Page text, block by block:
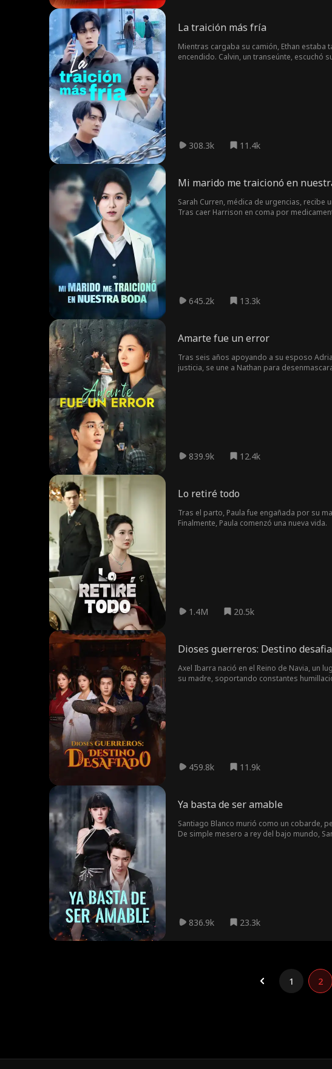
La traición más fría
Mientras cargaba su camión, Ethan
encendido. Calvin, un transeúnte, escuchó
308.3k 11.4k
Mi marido me traicionó en
Sarah Curren, médica de urgencias, recibe
Tras caer Harrison en coma por
645.2k 13.3k
Amarte fue un error
Tras seis años apoyando a su esposo
justicia, se une a Nathan para
839.9k 12.4k
Lo retiré todo
Tras el parto, Paula fue engañada por su
Finalmente, Paula comenzó una nueva vida.
1.4M 20.5k
Dioses guerreros: Destino
Axel Ibarra nació en el Reino de Navia, un
su madre, soportando constantes
459.8k 11.9k
Ya basta de ser amable
Santiago Blanco murió como un cobarde,
De simple mesero a rey del bajo mundo,
836.9k 23.3k
1 2